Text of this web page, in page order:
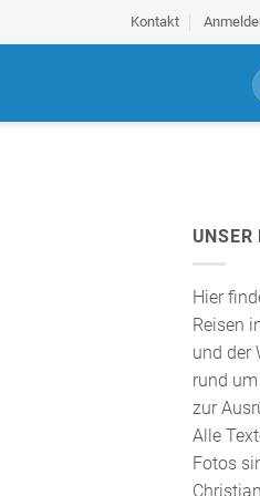
Kontakt
S
u
c
c
:
UNSER
Hier
Reisen
und der
rund
zur
Alle
Fotos